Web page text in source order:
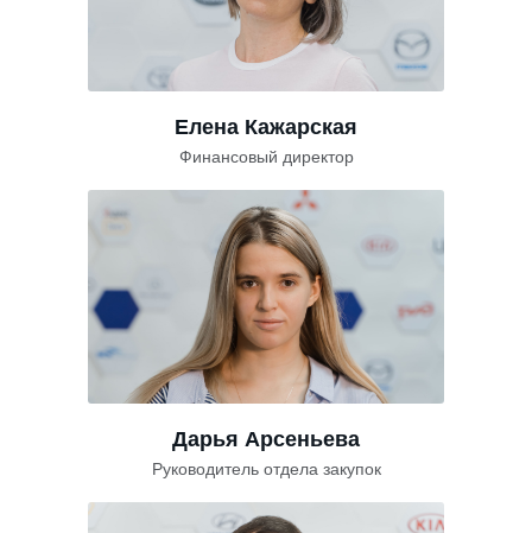
Елена Кажарская
Финансовый директор
Дарья Арсеньева
Руководитель отдела закупок